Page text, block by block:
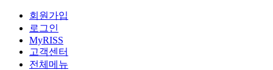
회원가입
로그인
MyRISS
고객센터
전체메뉴